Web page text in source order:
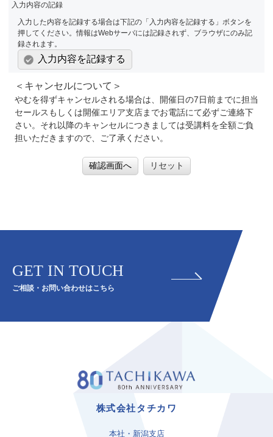
入力内容の記録
入力した内容を記録する場合は下記の「入力内容を記録する」ボタンを
押してください。情報はWebサーバには記録されず、ブラウザにのみ記
録されます。
入力内容を記録する
＜キャンセルについて＞
やむを得ずキャンセルされる場合は、開催日の7日前までに担当
セールスもしくは開催エリア支店までお電話にて必ずご連絡下
さい。それ以降のキャンセルにつきましては受講料を全額ご負
担いただきますので、ご了承ください。
確認画面へ リセット
GET IN TOUCH
ご相談・お問い合わせはこちら
株式会社タチカワ
本社・新潟支店